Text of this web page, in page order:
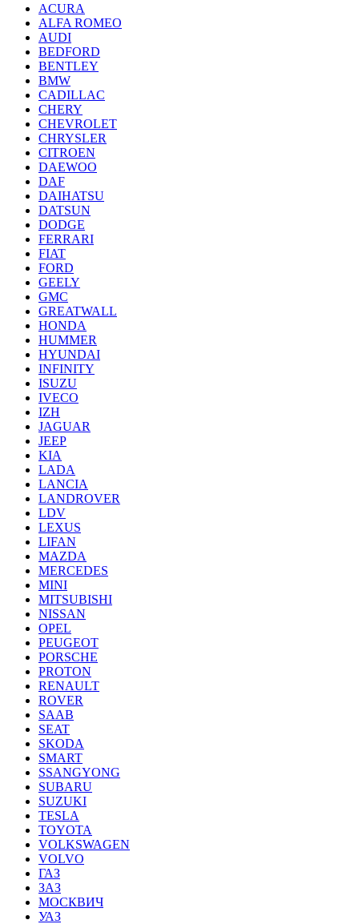
ACURA
ALFA ROMEO
AUDI
BEDFORD
BENTLEY
BMW
CADILLAC
CHERY
CHEVROLET
CHRYSLER
CITROEN
DAEWOO
DAF
DAIHATSU
DATSUN
DODGE
FERRARI
FIAT
FORD
GEELY
GMC
GREATWALL
HONDA
HUMMER
HYUNDAI
INFINITY
ISUZU
IVECO
IZH
JAGUAR
JEEP
KIA
LADA
LANCIA
LANDROVER
LDV
LEXUS
LIFAN
MAZDA
MERCEDES
MINI
MITSUBISHI
NISSAN
OPEL
PEUGEOT
PORSCHE
PROTON
RENAULT
ROVER
SAAB
SEAT
SKODA
SMART
SSANGYONG
SUBARU
SUZUKI
TESLA
TOYOTA
VOLKSWAGEN
VOLVO
ГАЗ
ЗАЗ
МОСКВИЧ
УАЗ